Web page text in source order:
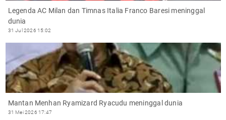
Legenda AC Milan dan Timnas Italia Franco Baresi meninggal
dunia
31 Jul 2026 15:02
Mantan Menhan Ryamizard Ryacudu meninggal dunia
31 Mei 2026 17:47